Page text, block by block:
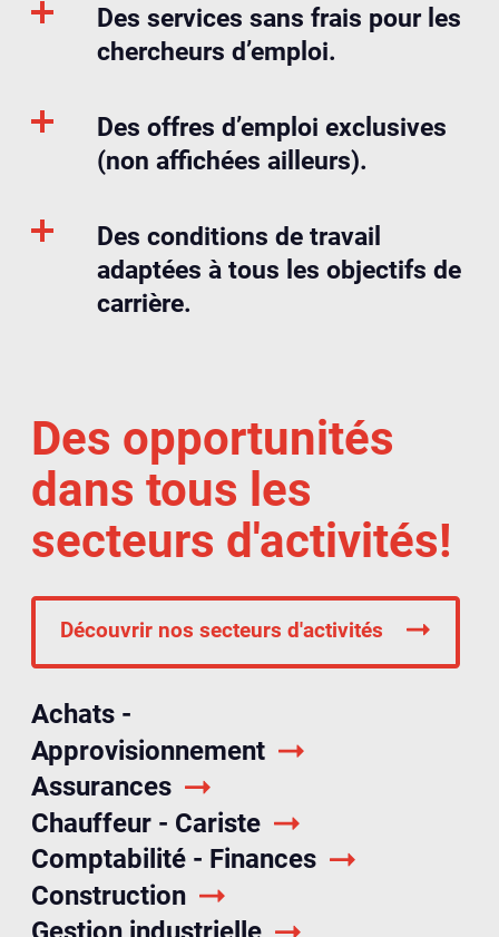
Des services sans frais pour les
chercheurs d’emploi.
Des offres d’emploi exclusives
(non affichées ailleurs).
Des conditions de travail
adaptées à tous les objectifs de
carrière.
Des opportunités
dans tous les
secteurs d'activités!
Découvrir nos secteurs d'activités
Achats -
Approvisionnement
Assurances
Chauffeur - Cariste
Comptabilité - Finances
Construction